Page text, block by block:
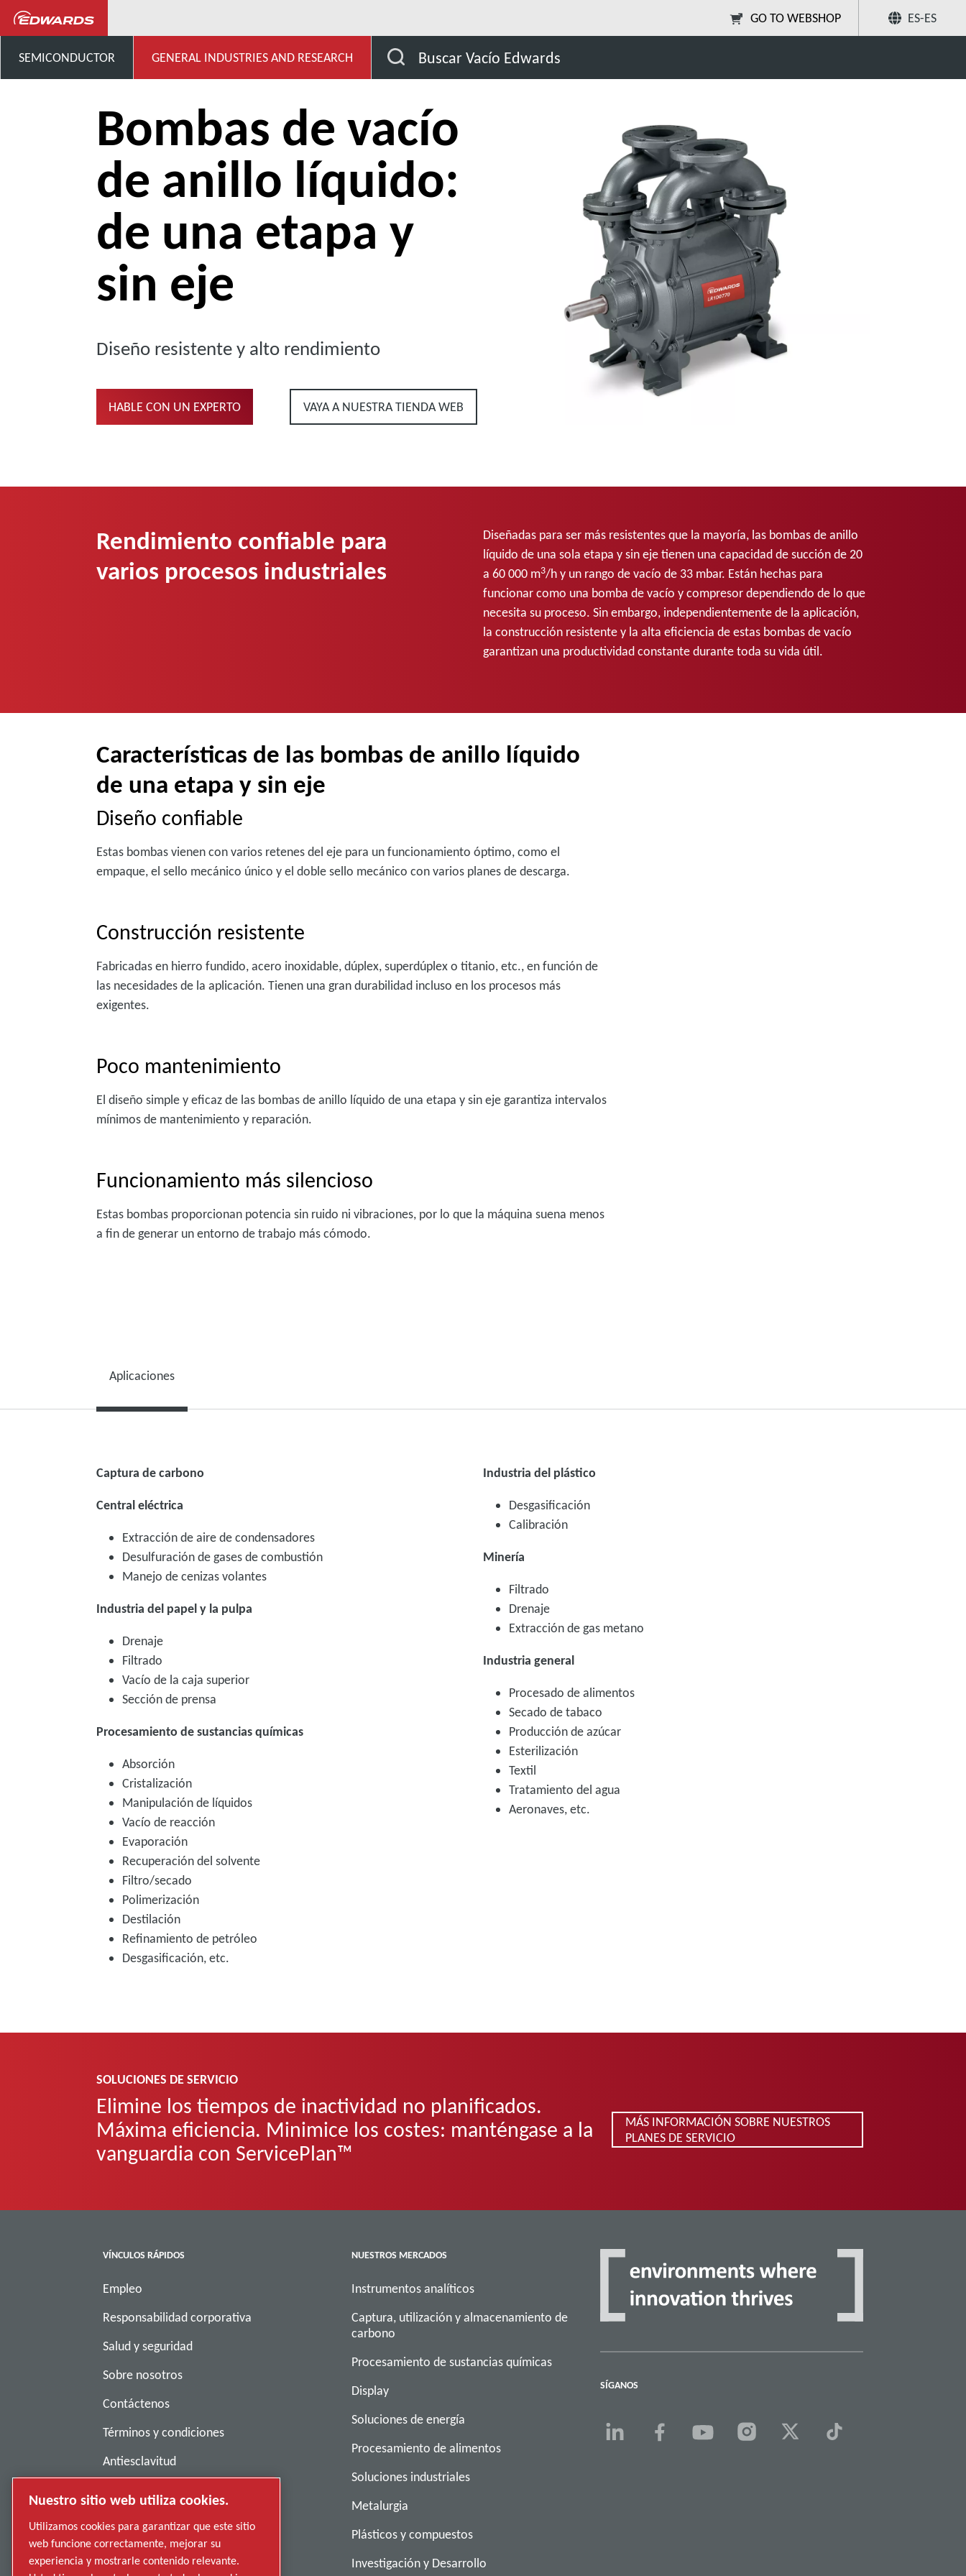
GO TO WEBSHOP ES-ES
SEMICONDUCTOR GENERAL INDUSTRIES AND RESEARCH Buscar Vacío Edwards
Bombas de vacío de anillo líquido: de una etapa y sin eje Compartir
Bombas de vacío
de anillo líquido:
de una etapa y
sin eje
Diseño resistente y alto rendimiento
HABLE CON UN EXPERTO VAYA A NUESTRA TIENDA WEB
Rendimiento confiable para
varios procesos industriales
Diseñadas para ser más resistentes que la mayoría, las bombas de anillo
líquido de una sola etapa y sin eje tienen una capacidad de succión de 20
a 60 000 m3/h y un rango de vacío de 33 mbar. Están hechas para
funcionar como una bomba de vacío y compresor dependiendo de lo que
necesita su proceso. Sin embargo, independientemente de la aplicación,
la construcción resistente y la alta eficiencia de estas bombas de vacío
garantizan una productividad constante durante toda su vida útil.
Características de las bombas de anillo líquido
de una etapa y sin eje
Diseño confiable
Estas bombas vienen con varios retenes del eje para un funcionamiento óptimo, como el
empaque, el sello mecánico único y el doble sello mecánico con varios planes de descarga.
Construcción resistente
Fabricadas en hierro fundido, acero inoxidable, dúplex, superdúplex o titanio, etc., en función de
las necesidades de la aplicación. Tienen una gran durabilidad incluso en los procesos más
exigentes.
Poco mantenimiento
El diseño simple y eficaz de las bombas de anillo líquido de una etapa y sin eje garantiza intervalos
mínimos de mantenimiento y reparación.
Funcionamiento más silencioso
Estas bombas proporcionan potencia sin ruido ni vibraciones, por lo que la máquina suena menos
a fin de generar un entorno de trabajo más cómodo.
Aplicaciones
Captura de carbono
Central eléctrica
Extracción de aire de condensadores
Desulfuración de gases de combustión
Manejo de cenizas volantes
Industria del papel y la pulpa
Drenaje
Filtrado
Vacío de la caja superior
Sección de prensa
Procesamiento de sustancias químicas
Absorción
Cristalización
Manipulación de líquidos
Vacío de reacción
Evaporación
Recuperación del solvente
Filtro/secado
Polimerización
Destilación
Refinamiento de petróleo
Desgasificación, etc.
Industria del plástico
Desgasificación
Calibración
Minería
Filtrado
Drenaje
Extracción de gas metano
Industria general
Procesado de alimentos
Secado de tabaco
Producción de azúcar
Esterilización
Textil
Tratamiento del agua
Aeronaves, etc.
SOLUCIONES DE SERVICIO
Elimine los tiempos de inactividad no planificados.
Máxima eficiencia. Minimice los costes: manténgase a la
vanguardia con ServicePlan™
MÁS INFORMACIÓN SOBRE NUESTROS
PLANES DE SERVICIO
VÍNCULOS RÁPIDOS
Empleo
Responsabilidad corporativa
Salud y seguridad
Sobre nosotros
Contáctenos
Términos y condiciones
Antiesclavitud
Denunciar una conducta indebida
Proveedores
NUESTROS MERCADOS
Instrumentos analíticos
Captura, utilización y almacenamiento de
carbono
Procesamiento de sustancias químicas
Display
Soluciones de energía
Procesamiento de alimentos
Soluciones industriales
Metalurgia
Plásticos y compuestos
Investigación y Desarrollo
SÍGANOS
Nuestro sitio web utiliza cookies.
Utilizamos cookies para garantizar que este sitio
web funcione correctamente, mejorar su
experiencia y mostrarle contenido relevante.